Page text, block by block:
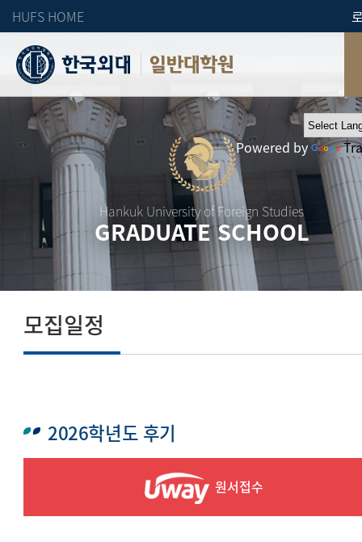
HUFS HOME
일반대학원
Hankuk University of Foreign Studies
GRADUATE SCHOOL
Powered by
모집일정
2026학년도 후기
원서접수